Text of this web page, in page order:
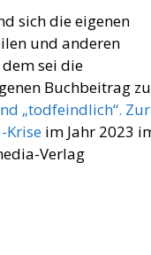
sich die eigenen
und anderen
sei die
Buchbeitrag zu
„todfeindlich“. Zur
Krise im Jahr 2023
Verlag